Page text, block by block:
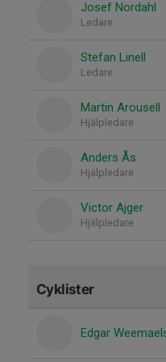
Josef Nordahl
Ledare
Stefan Linell
Ledare
Martin Arousell
Hjälpledare
Anders Ås
Hjälpledare
Victor Ajger
Hjälpledare
Cyklister
Edgar